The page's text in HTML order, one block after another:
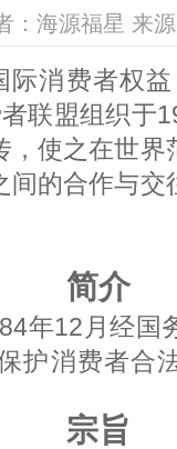
：海源福星 来
费者权益
联盟组织于
使之在世界
的合作与交
简介
12月经国
护消费者合
宗旨